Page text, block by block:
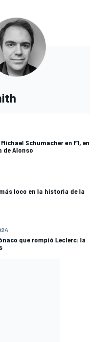
Schumacher en F1, en
de Alonso
loco en la historia de la
que rompió Leclerc: la